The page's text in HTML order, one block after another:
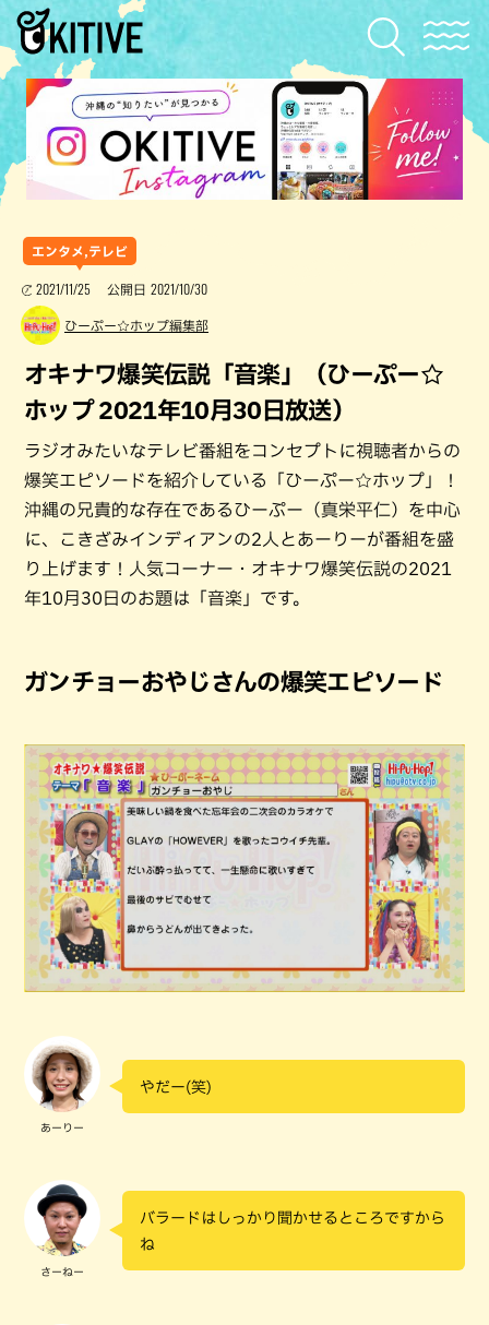
エンタメ,テレビ
2021/11/25 公開日 2021/10/30
ひーぷー☆ホップ編集部
オキナワ爆笑伝説「音楽」（ひーぷー☆
ホップ 2021年10月30日放送）
ラジオみたいなテレビ番組をコンセプトに視聴者からの
爆笑エピソードを紹介している「ひーぷー☆ホップ」！
沖縄の兄貴的な存在であるひーぷー（真栄平仁）を中心
に、こきざみインディアンの2人とあーりーが番組を盛
り上げます！人気コーナー・オキナワ爆笑伝説の2021
年10月30日のお題は「音楽」です。
ガンチョーおやじさんの爆笑エピソード
あーりー
やだー(笑)
さーねー
バラードはしっかり聞かせるところですから
ね